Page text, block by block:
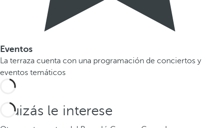
Eventos
La terraza cuenta con una programación de conciertos y
eventos temáticos
Quizás le interese